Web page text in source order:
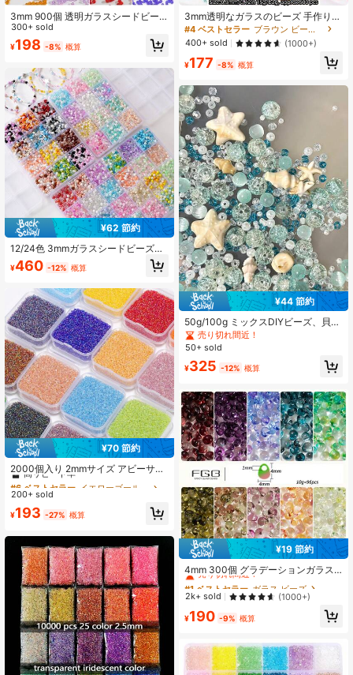
3mm 900個 透明ガラスシードビー
ズ、小さな工芸ビーズ、ミニビー
ズ、ポニービーズ、小さなスペーサ
ービーズ、ジュエリー作りやDIYクラ
300+ sold
¥198 -8% 概算
¥62 節約
12/24色 3mmガラスシードビーズセ
ット 収納ボックス付き、マルチカラ
ーミニルーズビーズ、DIYハンドメイ
ークラフトアクセサリー
¥460 -12% 概算
¥70 節約
2000個入り 2mmサイズ アビーサー
ビスビーズ、小型ビーズ、収納ボッ
クス付き、ジュエリー製作、ブレス
作り、ビーズ細工、縫製用品、アク
#6 ベストセラー
高リピート率
#6 ベストセラー
高リピート率
#6 ベストセラー
高リピート率
#6 ベストセラー
200+ sold
¥193 -27% 概算
3mm透明なガラスのビーズ 手作りジ
ュエリーアクセサリー用
#4 ベストセラー
ブラウン ビーズ&ビーズ用品
400+ sold
(1000+)
¥177 -8% 概算
¥44 節約
50g/100g ミックスDIYビーズ、貝殻
型アクリルビーズ、アイスクリアガ
ラスビーズ、パール、バケーション
ホチェーン作り、ピアス、カーテ
売り切れ間近！
50+ sold
¥325 -12% 概算
¥19 節約
4mm 300個 グラデーションガラス
ビーズ、2トーン ウォータードロッ
プガラスシードビーズ ジュエリー作
り DIY ピアス ネックレス ブレスレッ
ト用。ジュエリー作り用品
#1 ベストセラー ガラス ビーズ
売り切れ間近！
#1 ベストセラー
売り切れ間近！
#1 ベストセラー
売り切れ間近！
#1 ベストセラー
売り切れ間近！
2k+ sold (1000+)
¥190 -9% 概算